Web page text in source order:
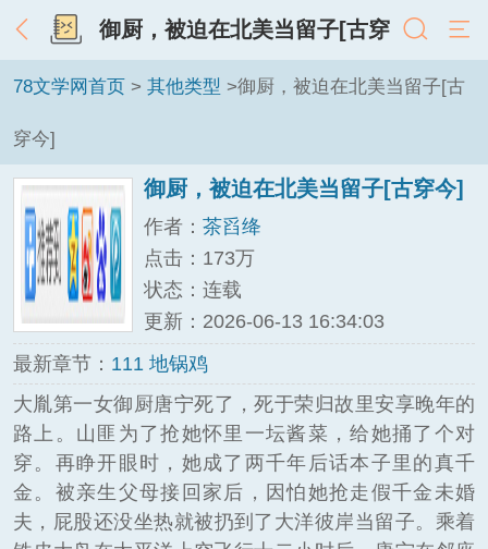
御厨，被迫在北美当留子[古穿
78文学网首页 > 其他类型 >御厨，被迫在北美当留子[古
穿今]
御厨，被迫在北美当留子[古穿今]
作者： 茶舀绛
点击：173万
状态：连载
更新：2026-06-13 16:34:03
最新章节： 111 地锅鸡
大胤第一女御厨唐宁死了，死于荣归故里安享晚年的
路上。山匪为了抢她怀里一坛酱菜，给她捅了个对
穿。再睁开眼时，她成了两千年后话本子里的真千
金。被亲生父母接回家后，因怕她抢走假千金未婚
夫，屁股还没坐热就被扔到了大洋彼岸当留子。乘着